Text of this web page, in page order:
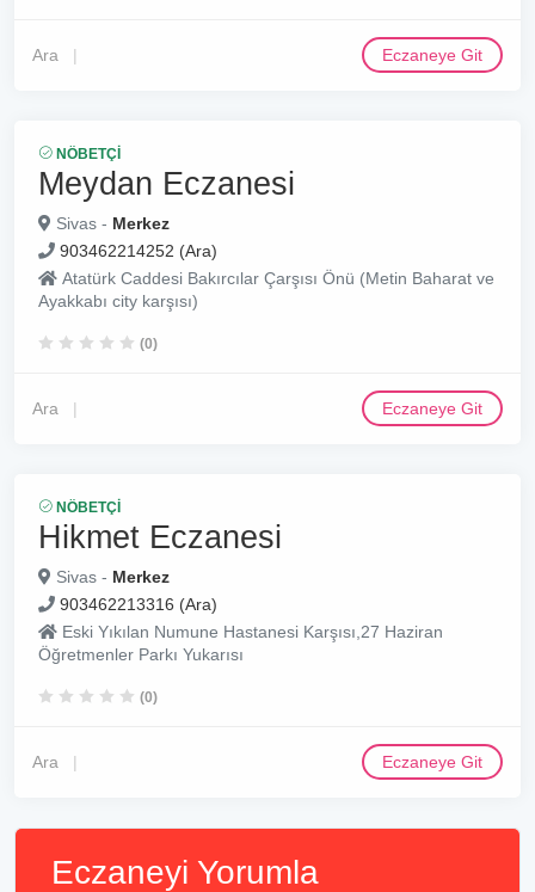
Ara Eczaneye Git
NÖBETÇI
Meydan Eczanesi
Sivas - Merkez
903462214252 (Ara)
Atatürk Caddesi Bakırcılar Çarşısı Önü (Metin Baharat ve
Ayakkabı city karşısı)
(0)
Ara Eczaneye Git
NÖBETÇI
Hikmet Eczanesi
Sivas - Merkez
903462213316 (Ara)
Eski Yıkılan Numune Hastanesi Karşısı,27 Haziran
Öğretmenler Parkı Yukarısı
(0)
Ara Eczaneye Git
Eczaneyi Yorumla